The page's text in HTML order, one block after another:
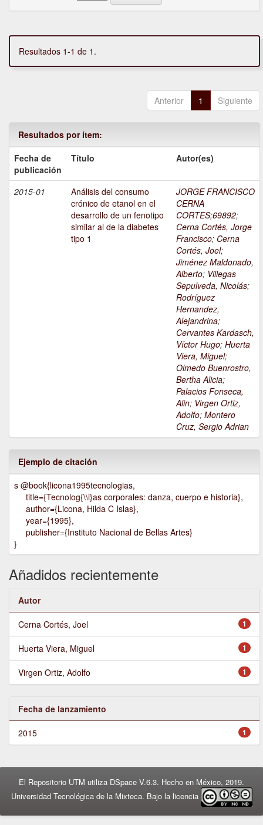
Resultados 1-1 de 1.
Anterior 1 Siguiente
Resultados por ítem:
Fecha de
publicación
Título Autor(es)
2015-01
Análisis del consumo
crónico de etanol en el
desarrollo de un fenotipo
similar al de la diabetes
tipo 1
JORGE FRANCISCO
CERNA
CORTES;69892;
Cerna Cortés, Jorge
Francisco; Cerna
Cortés, Joel;
Jiménez Maldonado,
Alberto; Villegas
Sepulveda, Nicolás;
Rodríguez
Hernandez,
Alejandrina;
Cervantes Kardasch,
Víctor Hugo; Huerta
Viera, Miguel;
Olmedo Buenrostro,
Bertha Alicia;
Palacios Fonseca,
Alin; Virgen Ortiz,
Adolfo; Montero
Cruz, Sergio Adrian
Ejemplo de citación
s @book{licona1995tecnologias,
title={Tecnolog{\\i}as corporales: danza, cuerpo e historia},
author={Licona, Hilda C Islas},
year={1995},
publisher={Instituto Nacional de Bellas Artes}
}
Añadidos recientemente
Autor
1
Cerna Cortés, Joel
1
Huerta Viera, Miguel
1
Virgen Ortiz, Adolfo
Fecha de lanzamiento
1
2015
El Repositorio UTM utiliza DSpace V.6.3. Hecho en México, 2019.
Universidad Tecnológica de la Mixteca. Bajo la licencia